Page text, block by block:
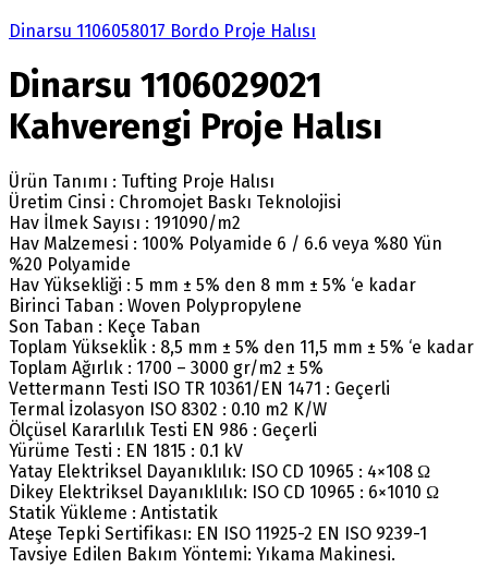
Dinarsu 1106058017 Bordo Proje Halısı
Dinarsu 1106029021
Kahverengi Proje Halısı
Ürün Tanımı : Tufting Proje Halısı
Üretim Cinsi : Chromojet Baskı Teknolojisi
Hav İlmek Sayısı : 191090/m2
Hav Malzemesi : 100% Polyamide 6 / 6.6 veya %80 Yün
%20 Polyamide
Hav Yüksekliği : 5 mm ± 5% den 8 mm ± 5% ‘e kadar
Birinci Taban : Woven Polypropylene
Son Taban : Keçe Taban
Toplam Yükseklik : 8,5 mm ± 5% den 11,5 mm ± 5% ‘e kadar
Toplam Ağırlık : 1700 – 3000 gr/m2 ± 5%
Vettermann Testi ISO TR 10361/EN 1471 : Geçerli
Termal İzolasyon ISO 8302 : 0.10 m2 K/W
Ölçüsel Kararlılık Testi EN 986 : Geçerli
Yürüme Testi : EN 1815 : 0.1 kV
Yatay Elektriksel Dayanıklılık: ISO CD 10965 : 4×108 Ω
Dikey Elektriksel Dayanıklılık: ISO CD 10965 : 6×1010 Ω
Statik Yükleme : Antistatik
Ateşe Tepki Sertifikası: EN ISO 11925-2 EN ISO 9239-1
Tavsiye Edilen Bakım Yöntemi: Yıkama Makinesi.